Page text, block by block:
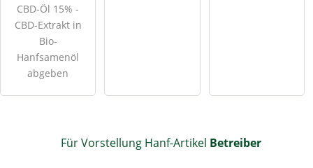
CBD-Öl 15% -
CBD-Extrakt in
Bio-
Hanfsamenöl
abgeben
Für Vorstellung Hanf-Artikel Betreiber